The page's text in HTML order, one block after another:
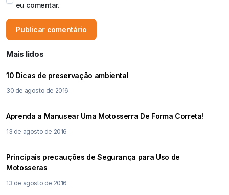
eu comentar.
Mais lidos
10 Dicas de preservação ambiental
30 de agosto de 2016
Aprenda a Manusear Uma Motosserra De Forma Correta!
13 de agosto de 2016
Principais precauções de Segurança para Uso de
Motosseras
13 de agosto de 2016